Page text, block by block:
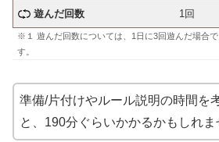
遊んだ回数 1回
※１ 遊んだ回数については、1日に3回遊んだ場合
す。
準備/片付けやルール説明の時間を
と、190分ぐらいかかるかもしれま